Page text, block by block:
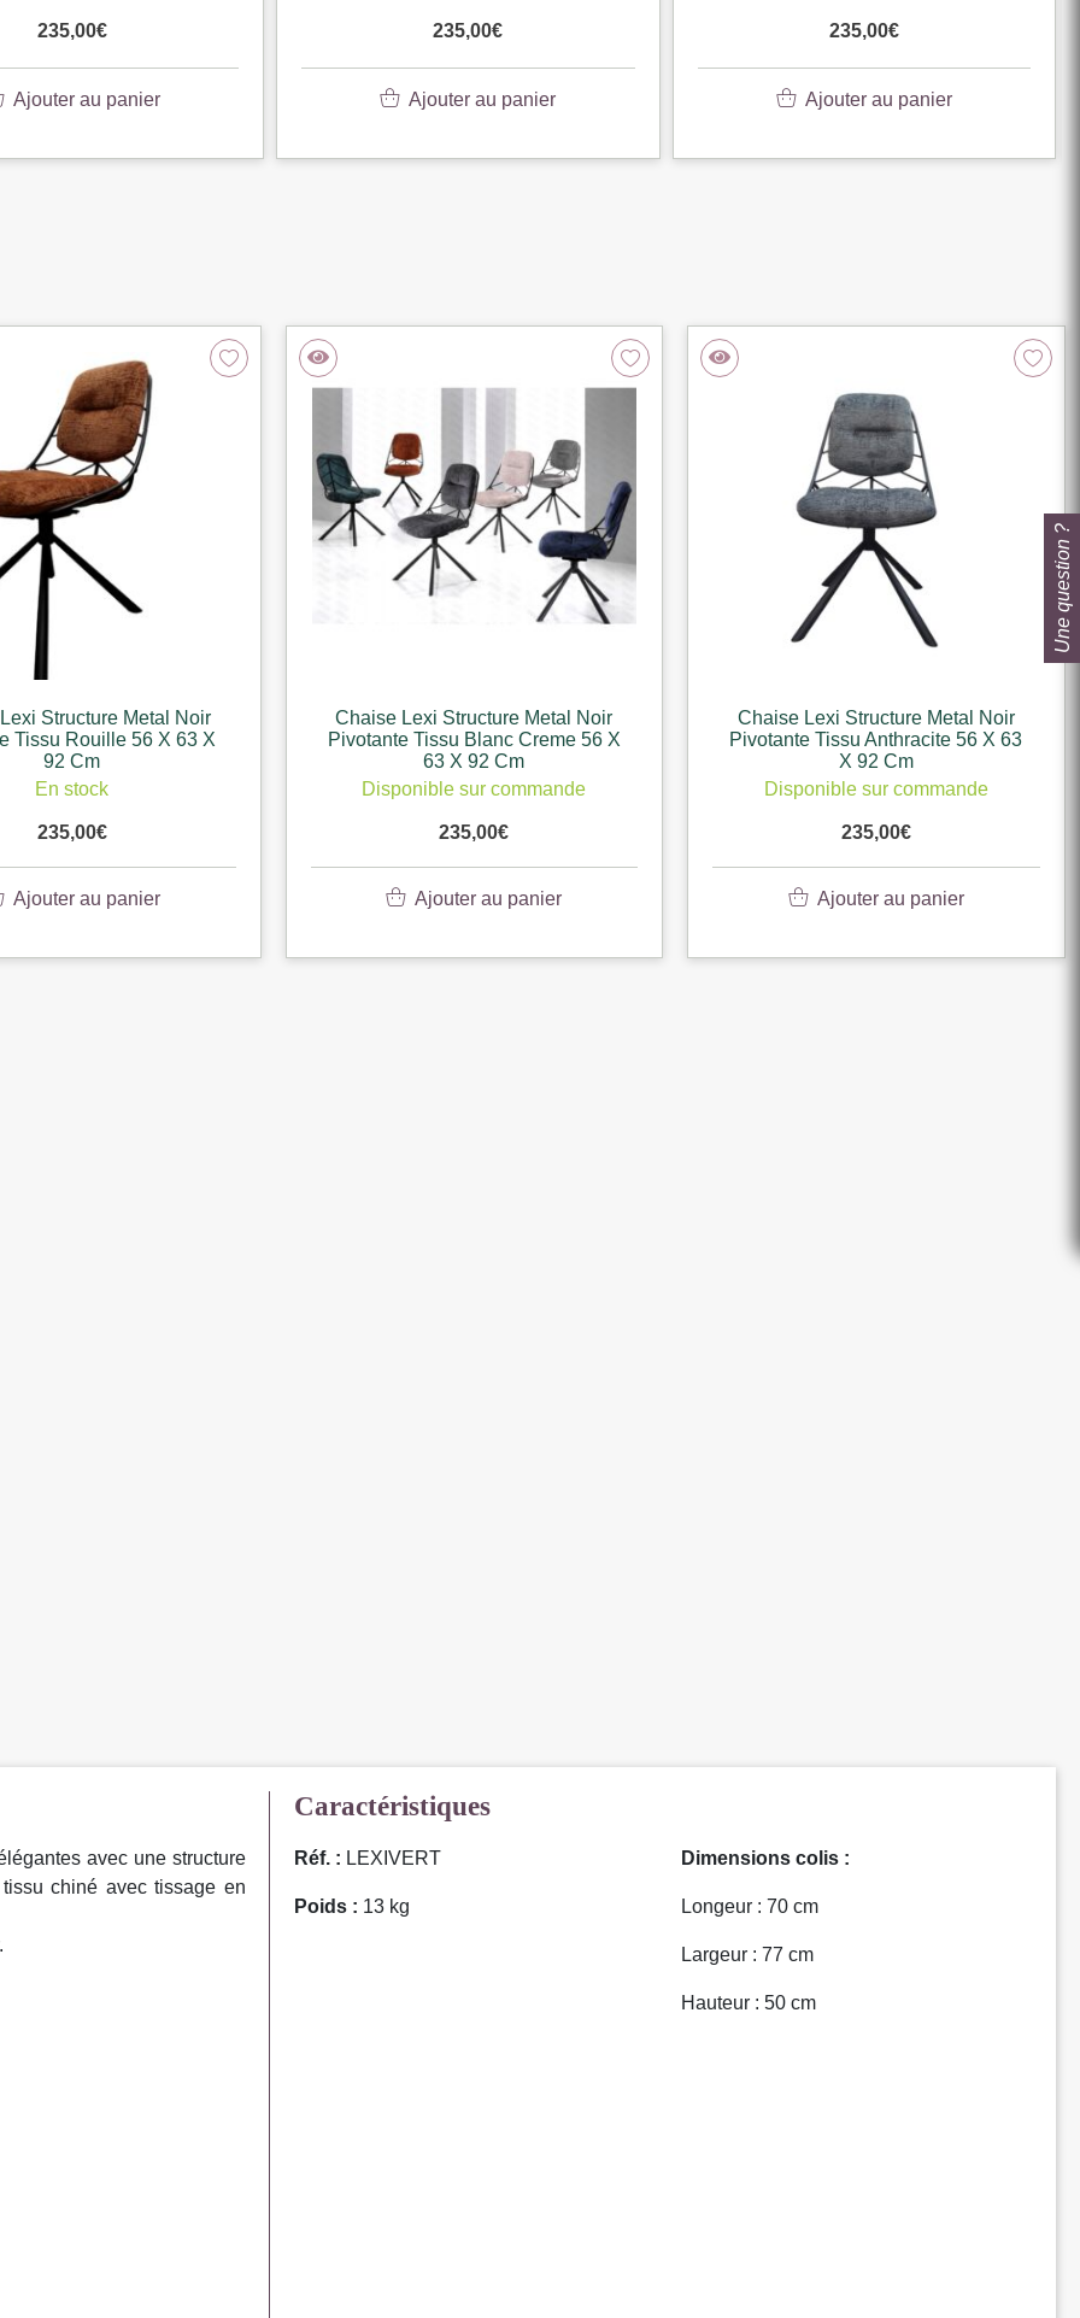
235,00€
Ajouter au panier
235,00€
Ajouter au panier
235,00€
Ajouter au panier
Structure Metal Noir
Tissu Rouille 56 X 63 X
92 Cm
En stock
235,00€
Ajouter au panier
Chaise Lexi Structure Metal Noir
Pivotante Tissu Blanc Creme 56 X
63 X 92 Cm
Disponible sur commande
235,00€
Ajouter au panier
Chaise Lexi Structure Metal Noir
Pivotante Tissu Anthracite 56 X 63
X 92 Cm
Disponible sur commande
235,00€
Ajouter au panier
avec une structure
chiné avec tissage en
Caractéristiques
Réf. : LEXIVERT
Poids : 13 kg
Dimensions colis :
Longeur : 70 cm
Largeur : 77 cm
Hauteur : 50 cm
Une question ?